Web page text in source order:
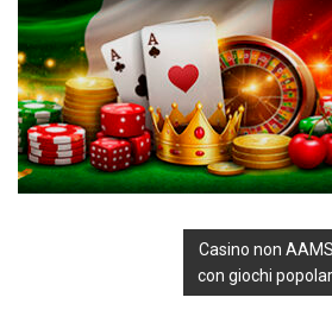
Casino non AAMS
con giochi